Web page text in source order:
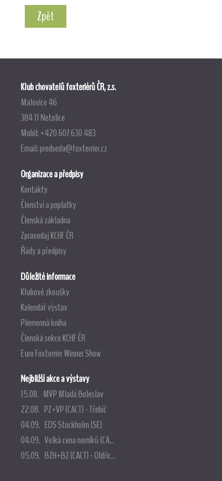
Zpět
Klub chovatelů foxteriérů ČR, z.s.
Malovice 46
384 11 Netolice
Mobil: +420 607 630 483
Email:predseda@foxterrier.cz
Organizace a předpisy
Kontakty
Členství a poplatky
Členská základna
Zpravodaj KCHF ČR
Řády a předpisy
Důležité informace
Klubové zkoušky
Kalendář výstav
Plemenná kniha
Členská sekce KCHF ČR
Euro Foxterrier Winner Show
Nejbližší akce a výstavy
15.08. MVP Mladá Boleslav
22.08. PZ+VP (CACT) - Třebíč
04.09. EDS Stockholm (SE)
04.09. Velká cena norníků (CA...
05.09. BZH+BZ (CACT) - Oldřic...